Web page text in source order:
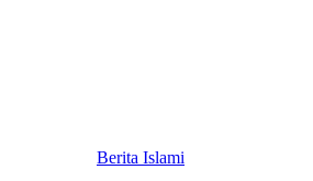
Berita Islami